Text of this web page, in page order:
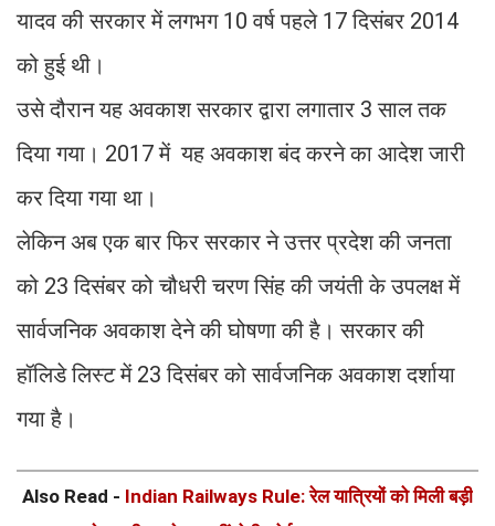
यादव की सरकार में लगभग 10 वर्ष पहले 17 दिसंबर 2014
को हुई थी।
उसे दौरान यह अवकाश सरकार द्वारा लगातार 3 साल तक
दिया गया। 2017 में यह अवकाश बंद करने का आदेश जारी
कर दिया गया था।
लेकिन अब एक बार फिर सरकार ने उत्तर प्रदेश की जनता
को 23 दिसंबर को चौधरी चरण सिंह की जयंती के उपलक्ष में
सार्वजनिक अवकाश देने की घोषणा की है। सरकार की
हॉलिडे लिस्ट में 23 दिसंबर को सार्वजनिक अवकाश दर्शाया
गया है।
Also Read - Indian Railways Rule: रेल यात्रियों को मिली बड़ी